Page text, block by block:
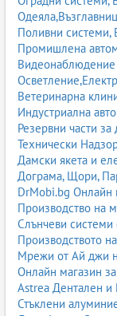
Поливни системи,
Промишлена
Ветеринарна
Индустриална
Резервни части
Технически
Дамски якета и
Дограма, Щори,
DrMobi.bg Онлайн
Производство на
Слънчеви
Производството
Мрежи от Ай джи
Онлайн магазин
Astrea Дентален и
Стъклени